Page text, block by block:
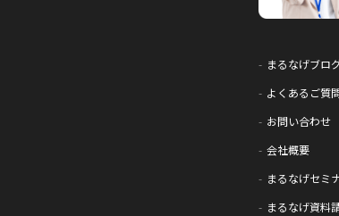
まるなげブロ
よくあるご質
お問い合わせ
会社概要
まるなげセミ
まるなげ資料